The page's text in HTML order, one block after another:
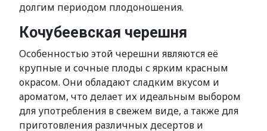
долгим периодом плодоношения.
Кочубеевская черешня
Особенностью этой черешни являются её
крупные и сочные плоды с ярким красным
окрасом. Они обладают сладким вкусом и
ароматом, что делает их идеальным выбором
для употребления в свежем виде, а также для
приготовления различных десертов и